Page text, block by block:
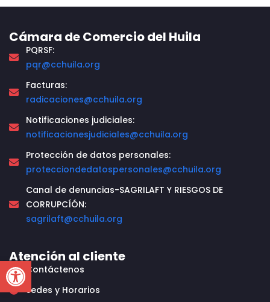
Open toolbar
Cámara de Comercio del Huila
PQRSF:
pqr@cchuila.org
Facturas:
radicaciones@cchuila.org
Notificaciones judiciales:
notificacionesjudiciales@cchuila.org
Protección de datos personales:
protecciondedatospersonales@cchuila.org
Canal de denuncias-SAGRILAFT Y RIESGOS DE
CORRUPCÍÓN:
sagrilaft@cchuila.org
Atención al cliente
Contáctenos
Sedes y Horarios